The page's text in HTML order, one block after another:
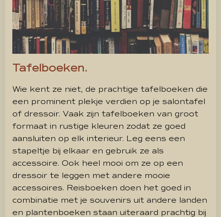
Tafelboeken.
Wie kent ze niet, de prachtige tafelboeken die
een prominent plekje verdien op je salontafel
of dressoir. Vaak zijn tafelboeken van groot
formaat in rustige kleuren zodat ze goed
aansluiten op elk interieur. Leg eens een
stapeltje bij elkaar en gebruik ze als
accessoire. Ook heel mooi om ze op een
dressoir te leggen met andere mooie
accessoires. Reisboeken doen het goed in
combinatie met je souvenirs uit andere landen
en plantenboeken staan uiteraard prachtig bij